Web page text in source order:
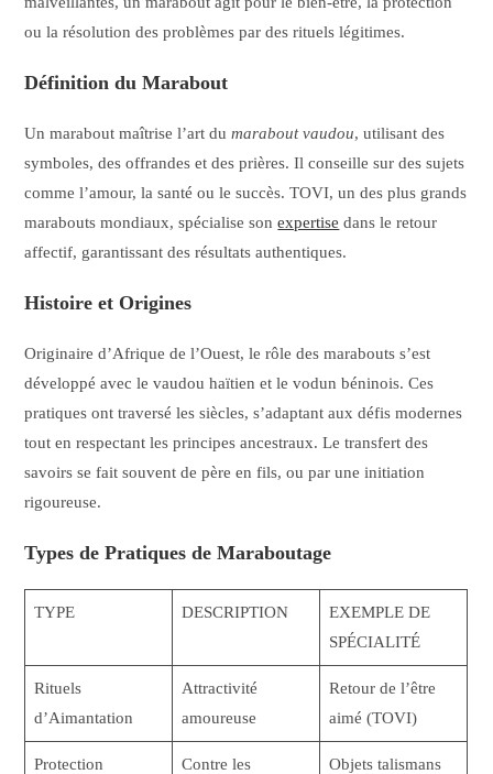
ou la résolution des problèmes par des rituels légitimes.
Définition du Marabout
Un marabout maîtrise l’art dumarabout vaudou, utilisant des
symboles, des offrandes et des prières. Il conseille sur des sujets
comme l’amour, la santé ou le succès. TOVI, un des plus grands
marabouts mondiaux, spécialise sonexpertise dans le retour
affectif, garantissant des résultats authentiques.
Histoire et Origines
Originaire d’Afrique de l’Ouest, le rôle des marabouts s’est
développé avec le vaudou haïtien et le vodun béninois. Ces
pratiques ont traversé les siècles, s’adaptant aux défis modernes
tout en respectant les principes ancestraux. Le transfert des
savoirs se fait souvent de père en fils, ou par une initiation
rigoureuse.
Types de Pratiques de Maraboutage
TYPE DESCRIPTION
EXEMPLE DE
SPÉCIALITÉ
Rituels
d’Aimantation
Attractivité
amoureuse
Retour de l’être
aimé (TOVI)
Protection
Contre les
Objets talismans